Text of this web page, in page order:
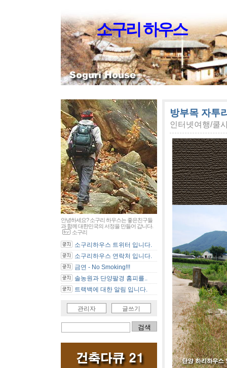
소구리 하우스
방부목 자투
인터넷여행/쿨
안녕하세요? 소구리 하우스는 좋은친구들
과 함께 대한민국의 서정을 만들어 갑니다.
소구리
소구리하우스 트위터 입니다.
소구리하우스 연락처 입니다.
금연 - No Smoking!!!
솔농원과 단양팔경 홈피를..
트랙백에 대한 알림 입니다.
관리자 글쓰기